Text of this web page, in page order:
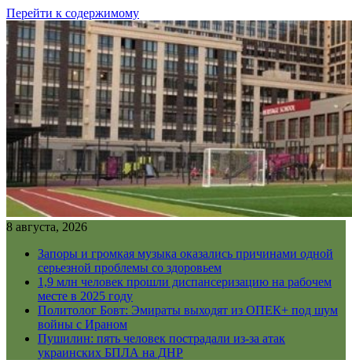
Перейти к содержимому
8 августа, 2026
Запоры и громкая музыка оказались причинами одной
серьезной проблемы со здоровьем
1,9 млн человек прошли диспансеризацию на рабочем
месте в 2025 году
Политолог Бовт: Эмираты выходят из ОПЕК+ под шум
войны с Ираном
Пушилин: пять человек пострадали из-за атак
украинских БПЛА на ДНР